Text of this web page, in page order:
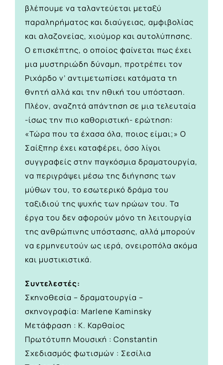
βλέπουμε να ταλαντεύεται μεταξύ
παραληρήματος και διαύγειας, αμφιβολίας
και αλαζονείας, χιούμορ και αυτολύπησης.
Ο επισκέπτης, ο οποίος φαίνεται πως έχει
μια μυστηριώδη δύναμη, προτρέπει τον
Ριχάρδο ν’ αντιμετωπίσει κατάματα τη
θνητή αλλά και την ηθική του υπόσταση.
Πλέον, αναζητά απάντηση σε μια τελευταία
-ίσως την πιο καθοριστική- ερώτηση:
«Τώρα που τα έχασα όλα, ποιος είμαι;» Ο
Σαίξπηρ έχει καταφέρει, όσο λίγοι
συγγραφείς στην παγκόσμια δραματουργία,
να περιγράψει μέσω της διήγησης των
μύθων του, το εσωτερικό δράμα του
ταξιδιού της ψυχής των ηρώων του. Τα
έργα του δεν αφορούν μόνο τη λειτουργία
της ανθρώπινης υπόστασης, αλλά μπορούν
να ερμηνευτούν ως ιερά, ονειροπόλα ακόμα
και μυστικιστικά.
Συντελεστές:
Σκηνοθεσία – δραματουργία –
σκηνογραφία: Marlene Kaminsky
Μετάφραση : Κ. Καρθαίος
Πρωτότυπη Μουσική : Constantin
Σχεδιασμός φωτισμών : Σεσίλια